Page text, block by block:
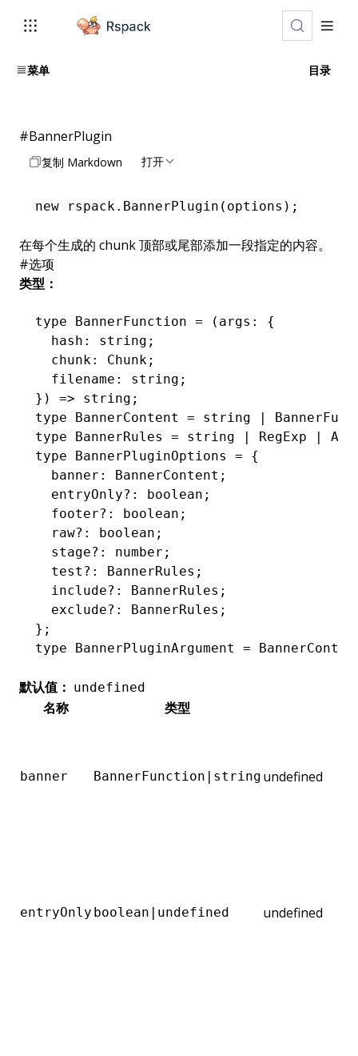
菜单 目录
#BannerPlugin
复制 Markdown 打开
new rspack.BannerPlugin (options);
在每个生成的 chunk 顶部或尾部添加一段指定的内容。
#选项
类型：
type BannerFunction = (args :
{
  hash
: string ;
  chunk
: Chunk;
  filename
: string ;
}) => string ;
type BannerContent = string |
type BannerRules = string | RegExp |
type BannerPluginOptions = {
  banner
: BannerContent ;
  entryOnly
?: boolean ;
  footer
?: boolean ;
  raw
?: boolean ;
  stage
?: number ;
  test
?: BannerRules ;
  include
?: BannerRules ;
  exclude
?: BannerRules ;
};
type BannerPluginArgument =
默认值： undefined
名称 类型
banner BannerFunction|string undefined
entryOnly boolean|undefined undefined